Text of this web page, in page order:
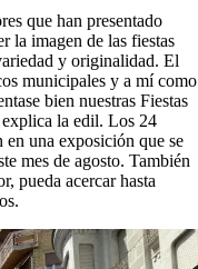
que han presentado
la imagen de las fiestas
y originalidad. El
municipales y a mí como
bien nuestras Fiestas
explica la edil. Los 24
en una exposición que se
mes de agosto. También
pueda acercar hasta